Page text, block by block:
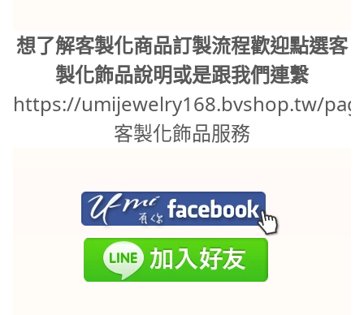
想了解客製化商品訂製流程歡迎點選客
製化飾品說明或是跟我們連繫
https://umijewelry168.bvshop.tw/
客製化飾品服務